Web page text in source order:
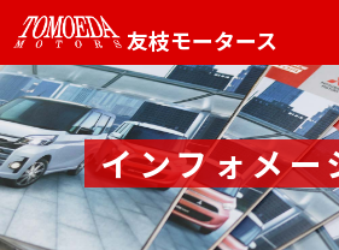
友枝モータース
インフォメー